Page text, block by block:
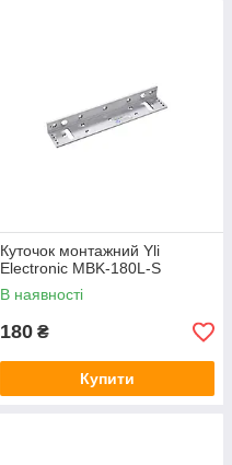
Куточок монтажний Yli
Electronic MBK-180L-S
В наявності
180 ₴
Купити